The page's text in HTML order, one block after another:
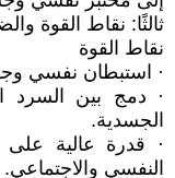
ثالثًا: نقاط القوة
نقاط القوة
· استبطان نفسي
· دمج بين السرد
الجسدية.
· قدرة عالية على
النفسي والاجتماعي.